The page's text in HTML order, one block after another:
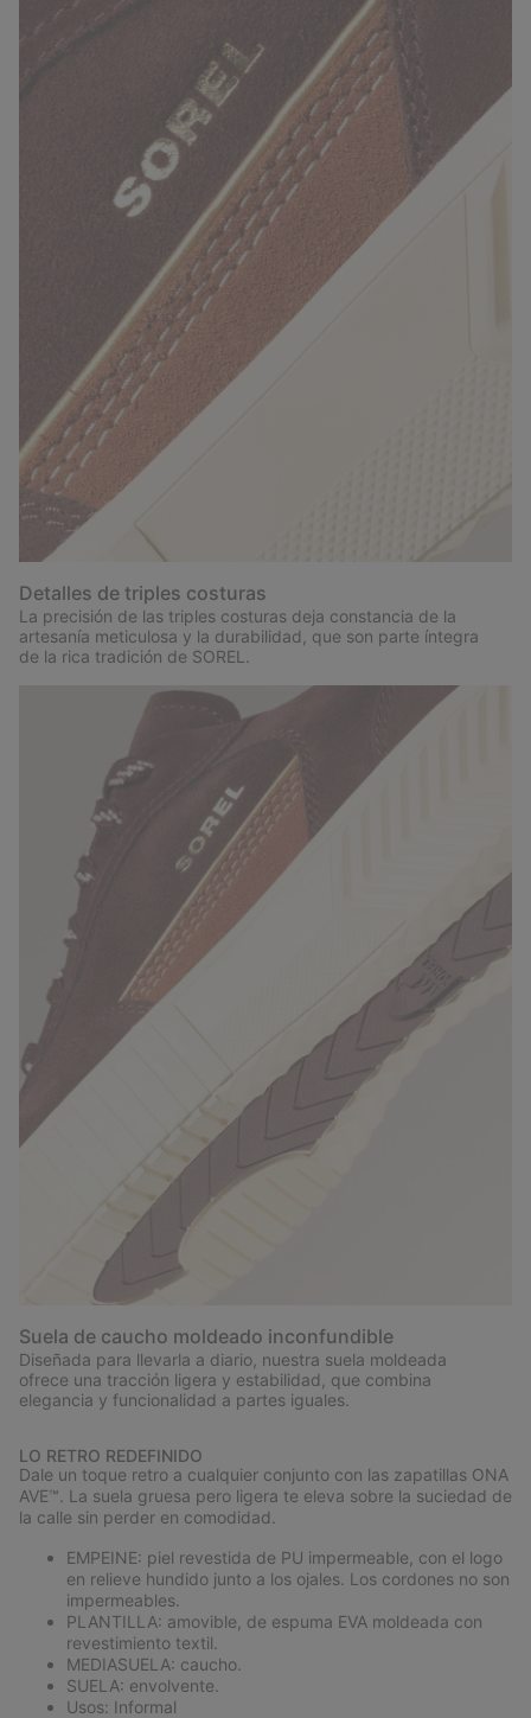
Detalles de triples costuras
La precisión de las triples costuras deja constancia de la
artesanía meticulosa y la durabilidad, que son parte íntegra
de la rica tradición de SOREL.
Suela de caucho moldeado inconfundible
Diseñada para llevarla a diario, nuestra suela moldeada
ofrece una tracción ligera y estabilidad, que combina
elegancia y funcionalidad a partes iguales.
LO RETRO REDEFINIDO
Dale un toque retro a cualquier conjunto con las zapatillas ONA
AVE™. La suela gruesa pero ligera te eleva sobre la suciedad de
la calle sin perder en comodidad.
EMPEINE: piel revestida de PU impermeable, con el logo
en relieve hundido junto a los ojales. Los cordones no son
impermeables.
PLANTILLA: amovible, de espuma EVA moldeada con
revestimiento textil.
MEDIASUELA: caucho.
SUELA: envolvente.
Usos: Informal